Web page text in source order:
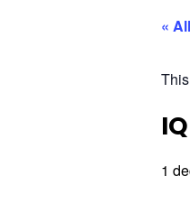
«
1